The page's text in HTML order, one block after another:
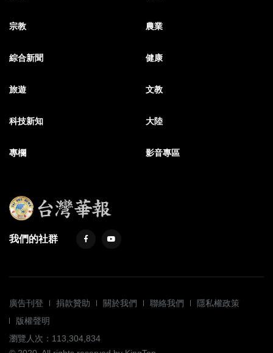
宗教 農業
綜合新聞 健康
旅遊 文教
科技新知 大陸
專欄 影音專區
我們的社群
廣告刊登 捐款贊助 關於我們 聯絡我們
隱私權政策
版權聲明
瀏覽人次：113,304,834